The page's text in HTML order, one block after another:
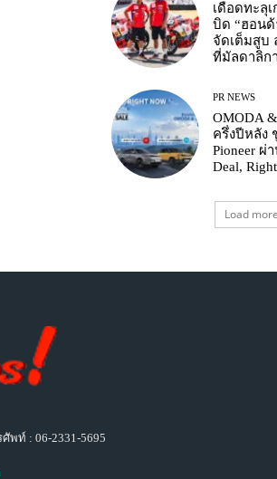
เดือดทะลุ
บิด “ฮอนด้
จัดเต็มสูบ
ที่มัลดาลิกา
PR NEWS
OMODA
ครึ่งปีหลัง
Pioneer ผ่
Deal,
Load more
พท์ : 06-2331-5695